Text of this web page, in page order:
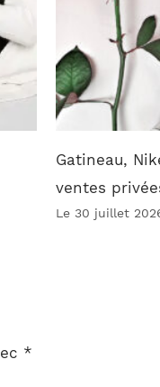
Gatineau,
ventes
Le 30 juillet
*